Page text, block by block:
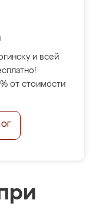
и всей
от стоимости